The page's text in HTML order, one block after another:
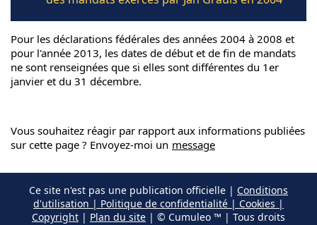
Pour les déclarations fédérales des années 2004 à 2008 et
pour l'année 2013, les dates de début et de fin de mandats
ne sont renseignées que si elles sont différentes du 1er
janvier et du 31 décembre.
Vous souhaitez réagir par rapport aux informations publiées
sur cette page ? Envoyez-moi un message
Ce site n'est pas une publication officielle | Conditions
d'utilisation | Politique de confidentialité | Cookies |
Copyright | Plan du site | © Cumuleo ™ | Tous droits